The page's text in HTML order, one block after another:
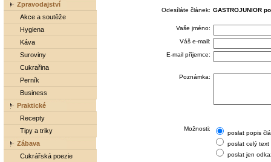
Zpravodajství
Akce a soutěže
Hygiena
Káva
Suroviny
Cukrařina
Perník
Business
Praktické
Recepty
Tipy a triky
Zábava
Cukrářská poezie
Odesíláte článek: GASTROJUNIOR
Vaše jméno:
Váš e-mail:
E-mail příjemce:
Poznámka:
Možnosti:
poslat popis
poslat celý text
poslat jen